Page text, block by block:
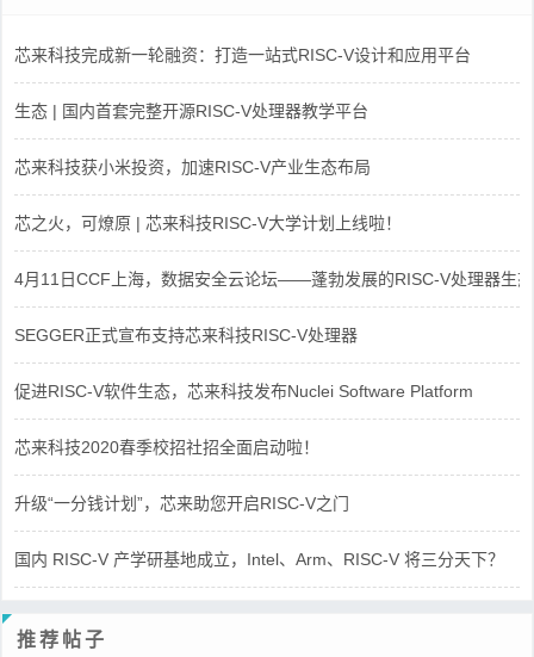
芯来科技完成新一轮融资：打造一站式RISC-V设计和应用平台
生态 | 国内首套完整开源RISC-V处理器教学平台
芯来科技获小米投资，加速RISC-V产业生态布局
芯之火，可燎原 | 芯来科技RISC-V大学计划上线啦！
4月11日CCF上海，数据安全云论坛——蓬勃发展的RISC-V处理器生态
SEGGER正式宣布支持芯来科技RISC-V处理器
促进RISC-V软件生态，芯来科技发布Nuclei Software Platform
芯来科技2020春季校招社招全面启动啦！
升级“一分钱计划”，芯来助您开启RISC-V之门
国内 RISC-V 产学研基地成立，Intel、Arm、RISC-V 将三分天下？
推荐帖子